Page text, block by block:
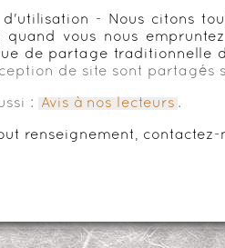
d'utilisation - Nous citons
quand vous nous
de partage traditionnelle
de site sont partagés
: Avis à nos lecteurs .
renseignement, contactez-